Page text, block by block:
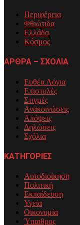
Περιφέρεια
Φθιώτιδα
Ελλάδα
Κόσμος
ΑΡΘΡΑ – ΣΧΟΛΙΑ
Ευθέα Λόγια
Επιστολές
Στιγμές
Ανακοινώσεις
Απόψεις
Δηλώσεις
Σχόλια
ΚΑΤΗΓΟΡΙΕΣ
Αυτοδιοίκηση
Πολιτική
Εκπαίδευση
Υγεία
Οικονομία
Ύπαιθρος